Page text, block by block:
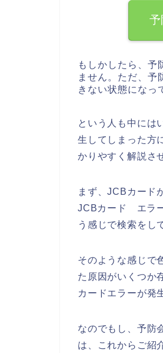
予
もしかしたら、予
ません。ただ、予
きない状態になっ
という人も中には
生してしまった方
かりやすく解説さ
まず、JCBカード
JCBカード エラ
う感じで検索をし
そのような感じで
た原因がいくつか
カードエラーが発
なのでもし、予防
は、これからご紹